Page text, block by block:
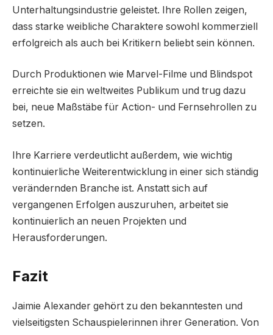
Unterhaltungsindustrie geleistet. Ihre Rollen zeigen,
dass starke weibliche Charaktere sowohl kommerziell
erfolgreich als auch bei Kritikern beliebt sein können.
Durch Produktionen wie Marvel-Filme und Blindspot
erreichte sie ein weltweites Publikum und trug dazu
bei, neue Maßstäbe für Action- und Fernsehrollen zu
setzen.
Ihre Karriere verdeutlicht außerdem, wie wichtig
kontinuierliche Weiterentwicklung in einer sich ständig
verändernden Branche ist. Anstatt sich auf
vergangenen Erfolgen auszuruhen, arbeitet sie
kontinuierlich an neuen Projekten und
Herausforderungen.
Fazit
Jaimie Alexander gehört zu den bekanntesten und
vielseitigsten Schauspielerinnen ihrer Generation. Von